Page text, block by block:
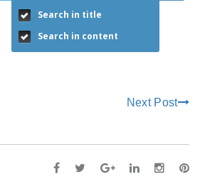
Next Post
Search in title
Search in content